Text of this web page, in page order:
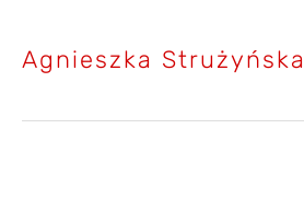
Agnieszka Strużyńska